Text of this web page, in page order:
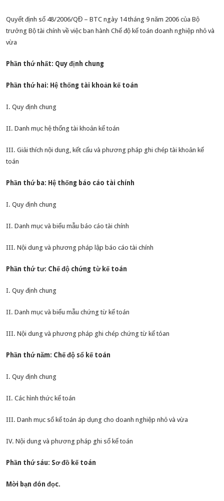
Quyết định số 48/2006/QĐ – BTC ngày 14 tháng 9 năm 2006 của Bộ
trưởng Bộ tài chính về việc ban hành Chế độ kế toán doanh nghiệp nhỏ và
vừa
Phần thứ nhất: Quy định chung
Phần thứ hai: Hệ thống tài khoản kế toán
I. Quy định chung
II. Danh mục hệ thống tài khoản kế toán
III. Giải thích nội dung, kết cấu và phương pháp ghi chép tài khoản kế
toán
Phần thứ ba: Hệ thống báo cáo tài chính
I. Quy định chung
II. Danh mục và biểu mẫu báo cáo tài chính
III. Nội dung và phương pháp lập báo cáo tài chính
Phần thứ tư: Chế độ chứng từ kế toán
I. Quy định chung
II. Danh mục và biểu mẫu chứng từ kế toán
III. Nội dung và phương pháp ghi chép chứng từ kế tóan
Phần thứ năm: Chế độ sổ kế toán
I. Quy định chung
II. Các hình thức kế toán
III. Danh mục sổ kế toán áp dụng cho doanh nghiệp nhỏ và vừa
IV. Nội dung và phương pháp ghi sổ kế toán
Phần thứ sáu: Sơ đồ kế toán
Mời bạn đón đọc.